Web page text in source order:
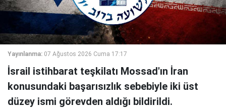
Yayınlanma: 07 Ağustos 2026 Cuma 17:17
İsrail istihbarat teşkilatı Mossad'ın İran
konusundaki başarısızlık sebebiyle iki üst
düzey ismi görevden aldığı bildirildi.